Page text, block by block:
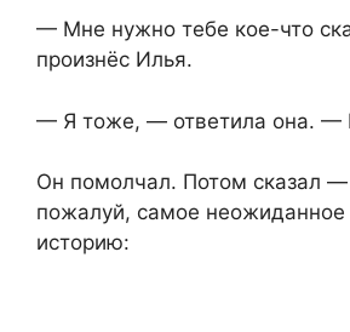
— Мне нужно тебе кое-что
произнёс Илья.
— Я тоже, — ответила она. —
Он помолчал. Потом сказал —
пожалуй, самое неожиданное
историю: